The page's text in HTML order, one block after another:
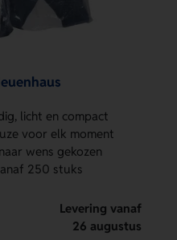
licht en compact
voor elk moment
wens gekozen
250 stuks
Levering vanaf
26 augustus